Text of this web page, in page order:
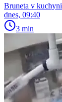
Bruneta v kuchyni
dnes, 09:40
3 min